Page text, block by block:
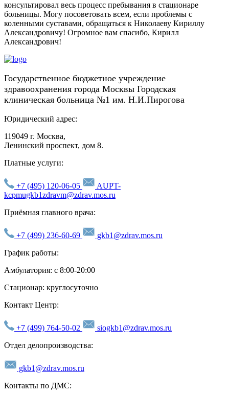
консультировал весь процесс пребывания в стационаре
больницы. Могу посоветовать всем, если проблемы с
коленными суставами, обращаться к Николаеву Кириллу
Александровичу! Огромное вам спасибо, Кирилл
Александрович!
Государственное бюджетное учреждение
здравоохранения города Москвы Городская
клиническая больница №1 им. Н.И.Пирогова
Юридический адрес:
119049 г. Москва,
Ленинский проспект, дом 8.
Платные услуги:
+7 (495) 120-06-05
AUPT-
kcpmugkb1zdravm@zdrav.mos.ru
Приёмная главного врача:
+7 (499) 236-60-69
gkb1@zdrav.mos.ru
График работы:
Амбулатория: с 8:00-20:00
Стационар: круглосуточно
Контакт Центр:
+7 (499) 764-50-02
siogkb1@zdrav.mos.ru
Отдел делопроизводства:
gkb1@zdrav.mos.ru
Контакты по ДМС: